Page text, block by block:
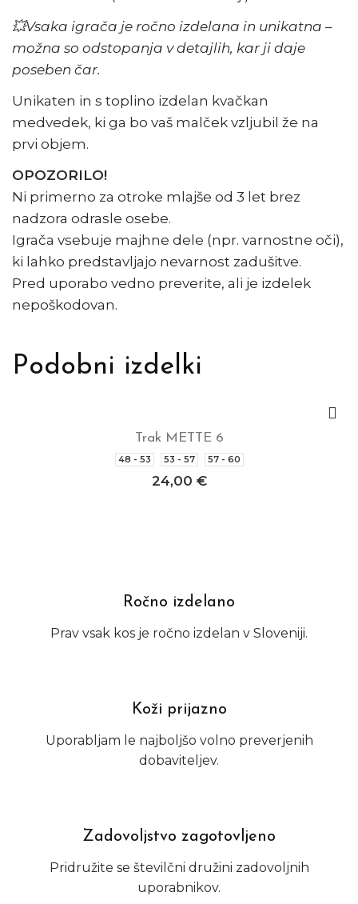
💥Vsaka igrača je ročno izdelana in unikatna –
možna so odstopanja v detajlih, kar ji daje
poseben čar.
Unikaten in s toplino izdelan kvačkan
medvedek, ki ga bo vaš malček vzljubil že na
prvi objem.
OPOZORILO!
Ni primerno za otroke mlajše od 3 let brez
nadzora odrasle osebe.
Igrača vsebuje majhne dele (npr. varnostne oči),
ki lahko predstavljajo nevarnost zadušitve.
Pred uporabo vedno preverite, ali je izdelek
nepoškodovan.
Podobni izdelki
Izberite možnosti
Trak METTE 6
48 - 53 53 - 57 57 - 60
24,00 €
Ročno izdelano
Prav vsak kos je ročno izdelan v Sloveniji.
Koži prijazno
Uporabljam le najboljšo volno preverjenih
dobaviteljev.
Zadovoljstvo zagotovljeno
Pridružite se številčni družini zadovoljnih
uporabnikov.